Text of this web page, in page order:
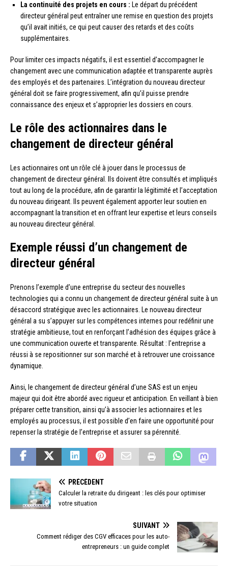
La continuité des projets en cours : Le départ du précédent
directeur général peut entraîner une remise en question des projets
qu’il avait initiés, ce qui peut causer des retards et des coûts
supplémentaires.
Pour limiter ces impacts négatifs, il est essentiel d’accompagner le
changement avec une communication adaptée et transparente auprès
des employés et des partenaires. L’intégration du nouveau directeur
général doit se faire progressivement, afin qu’il puisse prendre
connaissance des enjeux et s’approprier les dossiers en cours.
Le rôle des actionnaires dans le
changement de directeur général
Les actionnaires ont un rôle clé à jouer dans le processus de
changement de directeur général. Ils doivent être consultés et impliqués
tout au long de la procédure, afin de garantir la légitimité et l’acceptation
du nouveau dirigeant. Ils peuvent également apporter leur soutien en
accompagnant la transition et en offrant leur expertise et leurs conseils
au nouveau directeur général.
Exemple réussi d’un changement de
directeur général
Prenons l’exemple d’une entreprise du secteur des nouvelles
technologies qui a connu un changement de directeur général suite à un
désaccord stratégique avec les actionnaires. Le nouveau directeur
général a su s’appuyer sur les compétences internes pour redéfinir une
stratégie ambitieuse, tout en renforçant l’adhésion des équipes grâce à
une communication ouverte et transparente. Résultat : l’entreprise a
réussi à se repositionner sur son marché et à retrouver une croissance
dynamique.
Ainsi, le changement de directeur général d’une SAS est un enjeu
majeur qui doit être abordé avec rigueur et anticipation. En veillant à bien
préparer cette transition, ainsi qu’à associer les actionnaires et les
employés au processus, il est possible d’en faire une opportunité pour
repenser la stratégie de l’entreprise et assurer sa pérennité.
PRÉCÉDENT
Calculer la retraite du dirigeant : les clés pour optimiser
votre situation
SUIVANT
Comment rédiger des CGV efficaces pour les auto-
entrepreneurs : un guide complet